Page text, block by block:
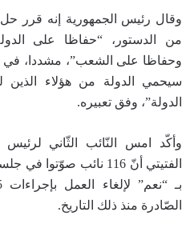
من الدستور، “حفاظا على
وحفاظا على الشعب”، مشددا، في
سيحمي الدولة من هؤلاء الذين
الدولة”، وفق تعبيره.
وأكّد امس النّائب الثّاني
الصّادرة منذ ذلك التاريخ.